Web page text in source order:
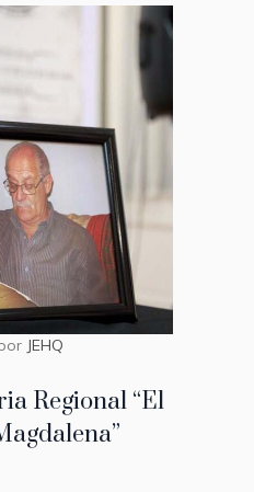
JEHQ
Regional “El